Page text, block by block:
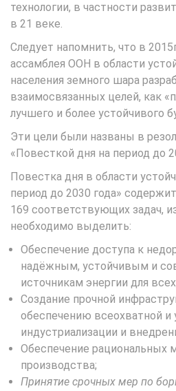
технологии, в частности
в 21 веке.
Следует напомнить, что в
ассамблея ООН в области
населения земного шара
взаимосвязанных целей, как
лучшего и более устойчивого
Эти цели были названы в
«Повесткой дня на период до
Повестка дня в области
период до 2030 года»
169 соответствующих задач,
необходимо выделить:
Обеспечение доступа к
надёжным, устойчивым и
источникам энергии для
Создание прочной
обеспечению всеохватной и
индустриализации и
Обеспечение рациональных
производства;
Принятие срочных мер по